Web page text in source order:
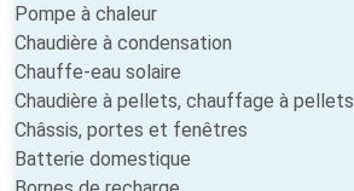
Pompe à chaleur
Chaudière à condensation
Chauffe-eau solaire
Chaudière à pellets, chauffage à pellets
Châssis, portes et fenêtres
Batterie domestique